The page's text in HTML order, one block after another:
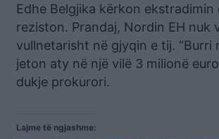
Edhe Belgjika kërkon ekstradimin
reziston. Prandaj, Nordin EH nuk
vullnetarisht në gjyqin e tij.
jeton aty në një vilë 3 milionë
dukje prokurori.
Lajme të ngjashme: